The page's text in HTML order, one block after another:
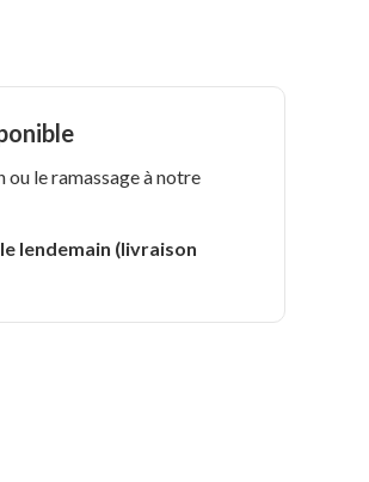
le ramassage à notre
lendemain (livraison